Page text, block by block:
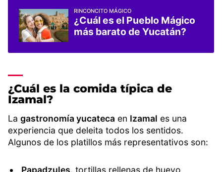
RINCONCITO MÁGICO
¿Cuál es el Pueblo Mágico
más barato de Yucatán?
¿Cuál es la comida típica de
Izamal?
La gastronomía yucateca en Izamal es una
experiencia que deleita todos los sentidos.
Algunos de los platillos más representativos son:
Papadzules, tortillas rellenas de huevo